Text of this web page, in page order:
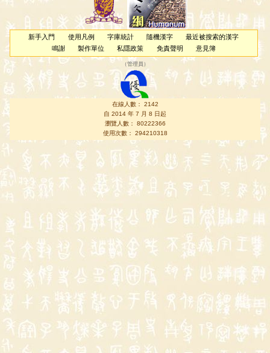
新手入門 使用凡例 字庫統計 隨機漢字
最近被搜索的漢字
鳴謝
製作單位 私隱政策 免責聲明 意見簿
（管理員 ）
在線人數： 2142
自 2014 年 7 月 8 日起
瀏覽人數： 80222366
使用次數： 294210318